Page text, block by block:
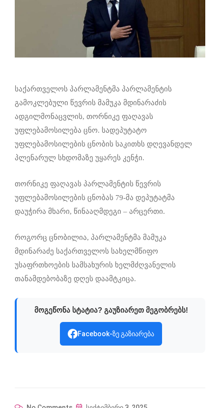
საქართველოს პარლამენტმა პარლამენტის
გამოკლებული წევრის მამუკა მდინარაძის
ადგილმონაცვლის, თორნიკე ფაღავას
უფლებამოსილება ცნო. სადეპუტატო
უფლებამოსილების ცნობის საკითხს დღევანდელ
პლენარულ სხდომაზე უყარეს კენჭი.
თორნიკე ფაღავას პარლამენტის წევრის
უფლებამოსილების ცნობას 79-მა დეპუტატმა
დაუჭირა მხარი, წინააღმდეგი – არცერთი.
როგორც ცნობილია, პარლამენტმა მამუკა
მდინარაძე საქართველოს სახელმწიფო
უსაფრთხოების სამსახურის ხელმძღვანელის
თანამდებობაზე დღეს დაამტკიცა.
მოგეწონა სტატია? გაუზიარეთ მეგობრებს!
Facebook-ზე გაზიარება